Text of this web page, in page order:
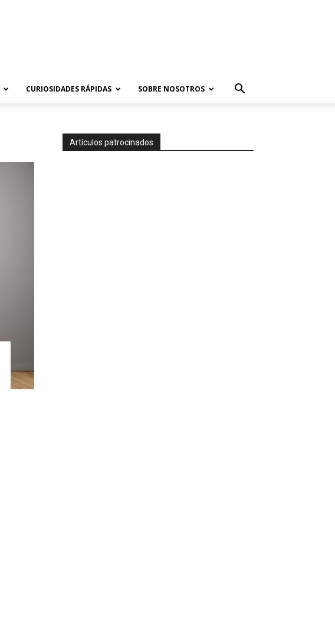
CURIOSIDADES RÁPIDAS SOBRE NOSOTROS
Artículos patrocinados